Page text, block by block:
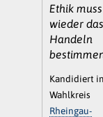
Ethik muss
wieder das
Handeln
Kandidiert
Wahlkreis
Rheingau-